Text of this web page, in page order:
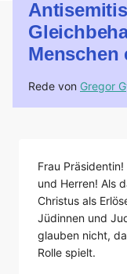
Menschen
Rede von Gregor
Frau
und Herren! Als
Christus als
Jüdinnen und
glauben nicht,
Rolle spielt.